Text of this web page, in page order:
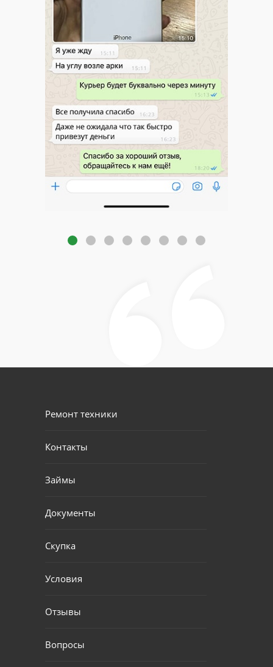
Ремонт техники
Контакты
Займы
Документы
Скупка
Условия
Отзывы
Вопросы